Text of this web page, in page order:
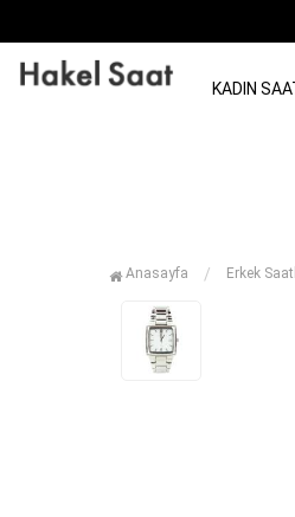
KADIN
Anasayfa Erkek